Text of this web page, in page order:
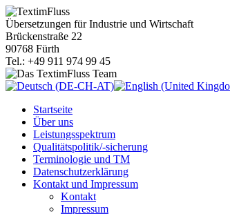
Übersetzungen für Industrie und Wirtschaft
Brückenstraße 22
90768 Fürth
Tel.: +49 911 974 99 45
Startseite
Über uns
Leistungsspektrum
Qualitätspolitik/-sicherung
Terminologie und TM
Datenschutzerklärung
Kontakt und Impressum
Kontakt
Impressum